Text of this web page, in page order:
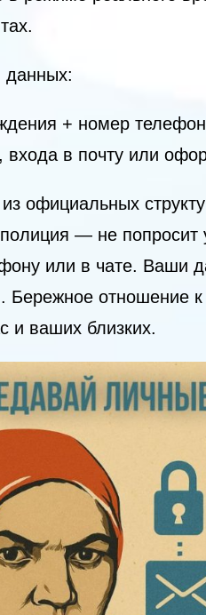
данных:
+ номер
входа в почту или
из официальных
полиция — не попросит
или в чате. Ваши
Бережное
и ваших близких.